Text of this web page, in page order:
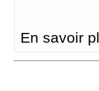
En savoir